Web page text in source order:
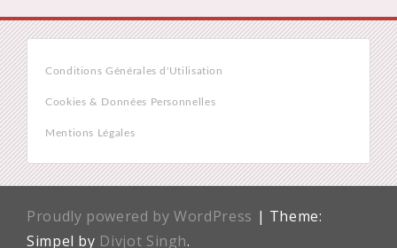
Conditions Générales d'Utilisation
Cookies & Données Personnelles
Mentions Légales
Proudly powered by WordPress | Theme:
Simpel by Divjot Singh.